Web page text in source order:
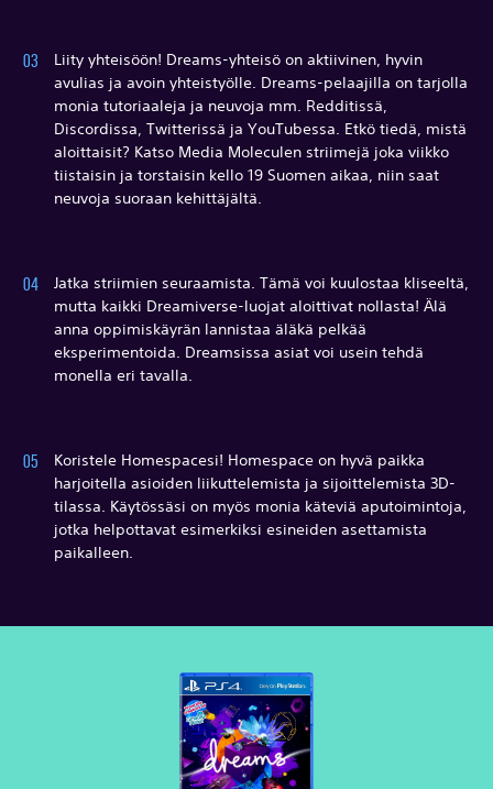
Liity yhteisöön! Dreams-yhteisö on aktiivinen, hyvin
avulias ja avoin yhteistyölle. Dreams-pelaajilla on tarjolla
monia tutoriaaleja ja neuvoja mm. Redditissä,
Discordissa, Twitterissä ja YouTubessa. Etkö tiedä, mistä
aloittaisit? Katso Media Moleculen striimejä joka viikko
tiistaisin ja torstaisin kello 19 Suomen aikaa, niin saat
neuvoja suoraan kehittäjältä.
Jatka striimien seuraamista. Tämä voi kuulostaa kliseeltä,
mutta kaikki Dreamiverse-luojat aloittivat nollasta! Älä
anna oppimiskäyrän lannistaa äläkä pelkää
eksperimentoida. Dreamsissa asiat voi usein tehdä
monella eri tavalla.
Koristele Homespacesi! Homespace on hyvä paikka
harjoitella asioiden liikuttelemista ja sijoittelemista 3D-
tilassa. Käytössäsi on myös monia käteviä aputoimintoja,
jotka helpottavat esimerkiksi esineiden asettamista
paikalleen.